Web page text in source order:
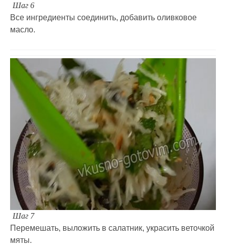
Шаг 6
Все ингредиенты соединить, добавить оливковое
масло.
Шаг 7
Перемешать, выложить в салатник, украсить веточкой
мяты.